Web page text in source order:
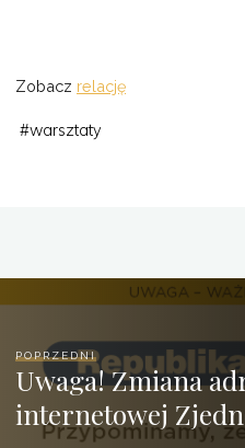
Zobacz relację
#warsztaty
POPRZEDNI
Uwaga! Zmiana
internetowej